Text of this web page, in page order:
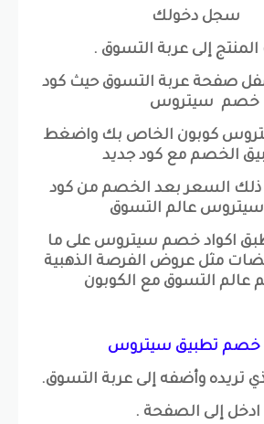
سجل دخولك
إلى عربة التسوق .
صفحة عربة التسوق حيث كود
خصم سيتروس
كوبون الخاص بك واضغط
الخصم مع كود جديد
السعر بعد الخصم من كود
سيتروس عالم التسوق
اكواد خصم سيتروس على ما
مثل عروض الفرصة الذهبية
عالم التسوق مع الكوبون
خصم تطبيق سيتروس
تريده وأضفه إلى عربة التسوق.
إلى الصفحة .